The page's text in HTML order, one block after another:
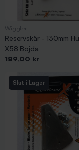
Reservskär - 130mm
X58 Böjda
Pris
189,00 kr
Slut i Lager